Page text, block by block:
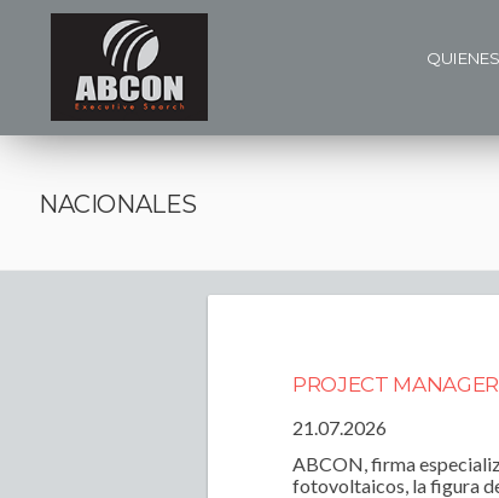
NACIONALES
PROJECT
21.07.2026
ABCON, firma
fotovoltaicos, la figura